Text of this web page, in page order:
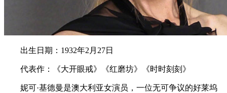
出生日期：1932年2月27日
代表作：《大开眼戒》《红磨坊》《时时刻刻》
妮可·基德曼是澳大利亚女演员，一位无可争议的好莱坞